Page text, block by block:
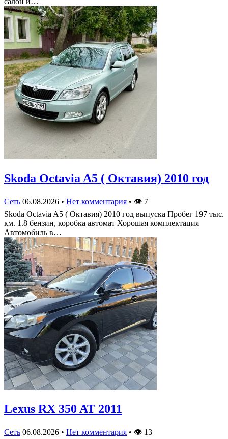
Skoda Octavia A5 ( Октавия) 2010 год
Сеть 06.08.2026 • Нет комментария • 👁 7
Skoda Octavia A5 ( Октавия) 2010 год выпуска Пробег 197 тыс.
км. 1.8 бензин, коробка автомат Хорошая комплектация
Автомобиль в…
Lexus RX 350 AT 2011
Сеть 06.08.2026 • Нет комментария • 👁 13